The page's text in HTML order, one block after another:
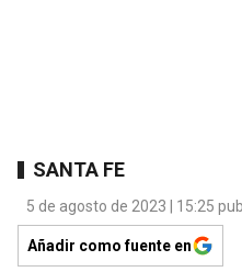
SANTA FE
5 de agosto de 2023 | 15:25
Añadir como fuente en